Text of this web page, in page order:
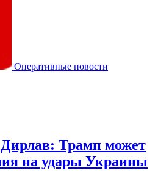
Оперативные новости
Трамп может
на удары Украины